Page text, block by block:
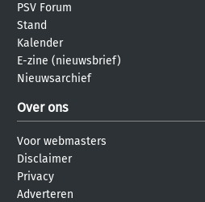
PSV Forum
Stand
Kalender
E-zine (nieuwsbrief)
Nieuwsarchief
Over ons
Voor webmasters
Disclaimer
Privacy
Adverteren